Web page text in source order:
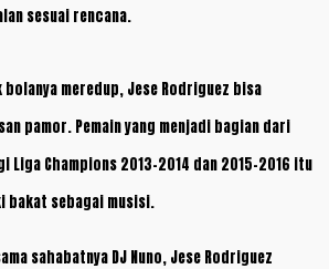
sesuai rencana.
meredup, Jese Rodriguez bisa
pamor. Pemain yang menjadi bagian dari
Liga Champions 2013-2014 dan 2015-2016 itu
bakat sebagai musisi.
sahabatnya DJ Nuno, Jese Rodriguez